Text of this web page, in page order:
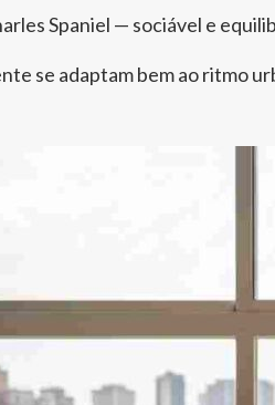
Spaniel — sociável e
se adaptam bem ao ritmo